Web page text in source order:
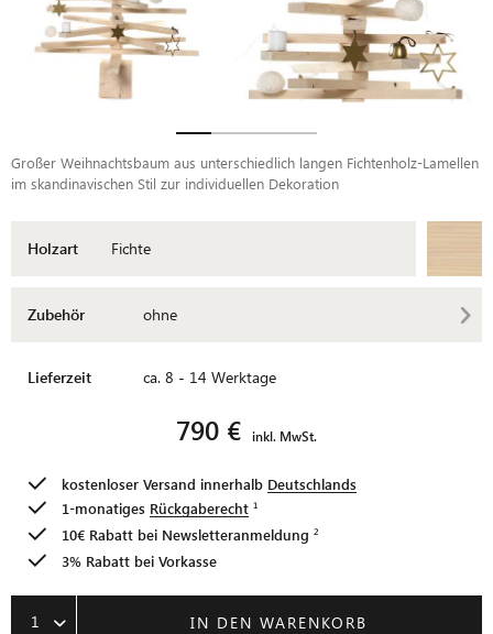
Großer Weihnachtsbaum aus unterschiedlich langen Fichtenholz-Lamellen
im skandinavischen Stil zur individuellen Dekoration
Holzart Fichte
Zubehör ohne
Lieferzeit ca. 8 - 14 Werktage
790 € inkl. MwSt.
kostenloser Versand innerhalb Deutschlands
1-monatiges Rückgaberecht
10€ Rabatt bei Newsletteranmeldung
3% Rabatt bei Vorkasse
1 IN DEN WARENKORB